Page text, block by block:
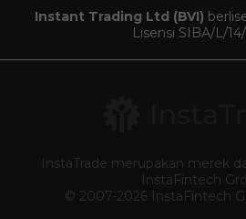
Instant Trading Ltd (BVI)
Lisensi SIBA/L/
InstaTrade merupakan merek
InstaFintech
© 2007-2026 InstaFintech